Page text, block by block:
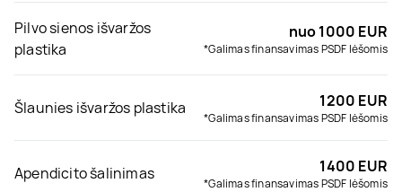
Pilvo sienos išvaržos
plastika
nuo 1000 EUR
*Galimas finansavimas PSDF lėšomis
Šlaunies išvaržos plastika 1200 EUR
*Galimas finansavimas PSDF lėšomis
Apendicito šalinimas 1400 EUR
*Galimas finansavimas PSDF lėšomis